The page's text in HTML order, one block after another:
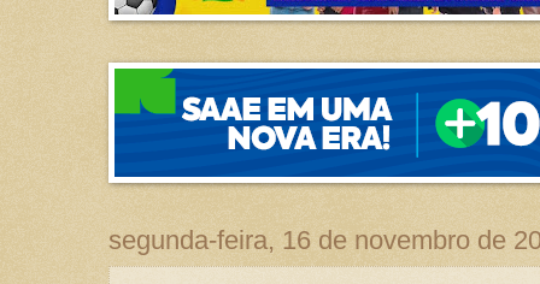
segunda-feira, 16 de novembro de